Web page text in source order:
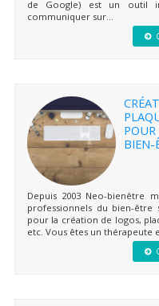
de Google) est un outil
communiquer sur...
BIEN-
Depuis 2003 Neo-bienêtre
professionnels du bien-être
pour la création de logos,
etc. Vous êtes un thérapeute